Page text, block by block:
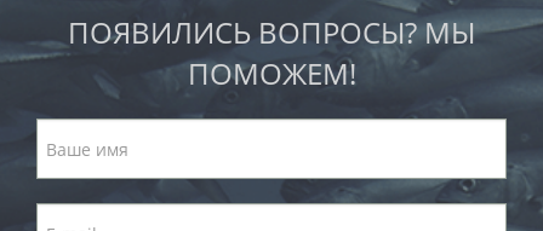
ПОЯВИЛИСЬ ВОПРОСЫ? МЫ
ПОМОЖЕМ!